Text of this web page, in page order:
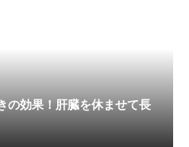
の効果！肝臓を休ませて長